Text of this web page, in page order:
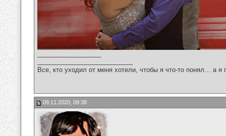
Все, кто уходил от меня хотели, чтобы я что-то понял… а
09.11.2020, 09:38